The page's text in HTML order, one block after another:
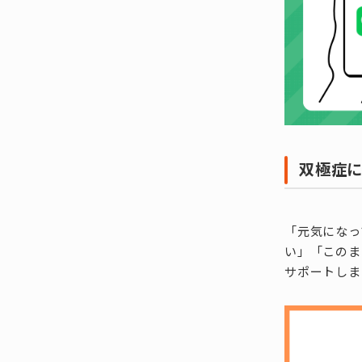
双極症
「元気にな
い」「この
サポートし